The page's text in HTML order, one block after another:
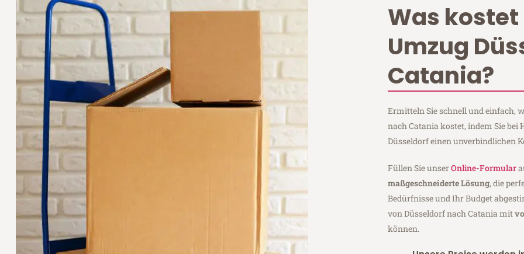
Was kostet
Umzug
Catania?
Ermitteln Sie schnell und einfach,
nach Catania kostet, indem Sie bei
Düsseldorf einen unverbindlichen
Füllen Sie unserOnline-Formular
maßgeschneiderte Lösung, die
Bedürfnisse und Ihr Budget
von Düsseldorf nach Catania mit
können.